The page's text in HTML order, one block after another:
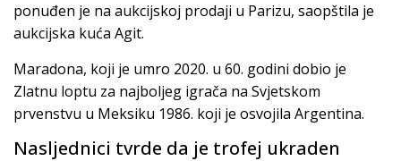
ponuđen je na aukcijskoj prodaji u Parizu, saopštila je
aukcijska kuća Agit.
Maradona, koji je umro 2020. u 60. godini dobio je
Zlatnu loptu za najboljeg igrača na Svjetskom
prvenstvu u Meksiku 1986. koji je osvojila Argentina.
Nasljednici tvrde da je trofej ukraden